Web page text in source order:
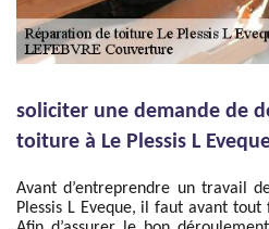
soliciter une demande de
toiture à Le Plessis L
Avant d’entreprendre un travail
Plessis L Eveque, il faut avant